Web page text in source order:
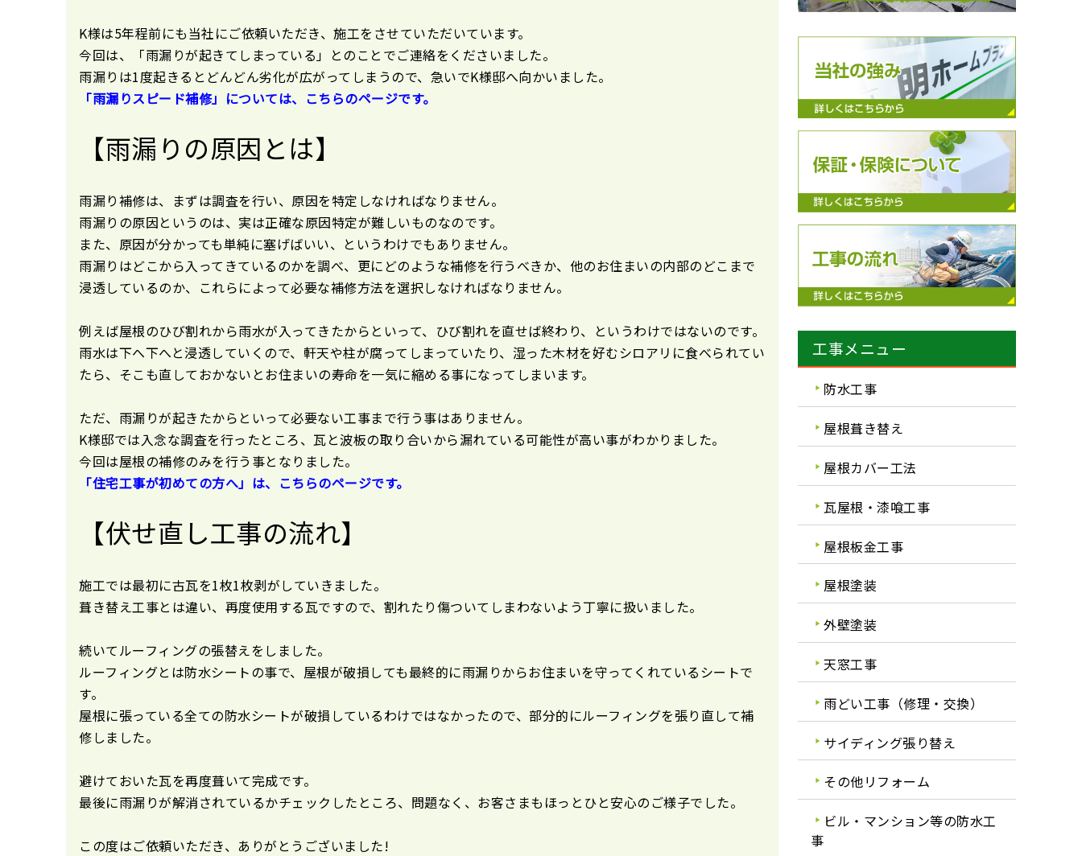
K様は5年程前にも当社にご依頼いただき、施工をさせていただいています。
今回は、「雨漏りが起きてしまっている」とのことでご連絡をくださいました。
雨漏りは1度起きるとどんどん劣化が広がってしまうので、急いでK様邸へ向かいました。
「雨漏りスピード補修」については、こちらのページです。
【雨漏りの原因とは】
雨漏り補修は、まずは調査を行い、原因を特定しなければなりません。
雨漏りの原因というのは、実は正確な原因特定が難しいものなのです。
また、原因が分かっても単純に塞げばいい、というわけでもありません。
雨漏りはどこから入ってきているのかを調べ、更にどのような補修を行うべきか、他のお住まいの内部のどこまで
浸透しているのか、これらによって必要な補修方法を選択しなければなりません。
例えば屋根のひび割れから雨水が入ってきたからといって、ひび割れを直せば終わり、というわけではないのです。
雨水は下へ下へと浸透していくので、軒天や柱が腐ってしまっていたり、湿った木材を好むシロアリに食べられてい
たら、そこも直しておかないとお住まいの寿命を一気に縮める事になってしまいます。
ただ、雨漏りが起きたからといって必要ない工事まで行う事はありません。
K様邸では入念な調査を行ったところ、瓦と波板の取り合いから漏れている可能性が高い事がわかりました。
今回は屋根の補修のみを行う事となりました。
「住宅工事が初めての方へ」は、こちらのページです。
【伏せ直し工事の流れ】
施工では最初に古瓦を1枚1枚剥がしていきました。
葺き替え工事とは違い、再度使用する瓦ですので、割れたり傷ついてしまわないよう丁寧に扱いました。
続いてルーフィングの張替えをしました。
ルーフィングとは防水シートの事で、屋根が破損しても最終的に雨漏りからお住まいを守ってくれているシートで
す。
屋根に張っている全ての防水シートが破損しているわけではなかったので、部分的にルーフィングを張り直して補
修しました。
避けておいた瓦を再度葺いて完成です。
最後に雨漏りが解消されているかチェックしたところ、問題なく、お客さまもほっとひと安心のご様子でした。
この度はご依頼いただき、ありがとうございました!
工事メニュー
防水工事
屋根葺き替え
屋根カバー工法
瓦屋根・漆喰工事
屋根板金工事
屋根塗装
外壁塗装
天窓工事
雨どい工事（修理・交換）
サイディング張り替え
その他リフォーム
ビル・マンション等の防水工
事